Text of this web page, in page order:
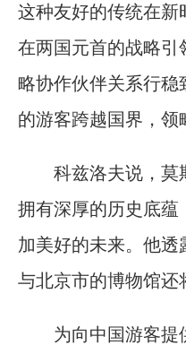
这种友好的传统在新
在两国元首的战略引
略协作伙伴关系行稳
的游客跨越国界，领
科兹洛夫说，莫
拥有深厚的历史底蕴
加美好的未来。他
与北京市的博物馆还
为向中国游客提